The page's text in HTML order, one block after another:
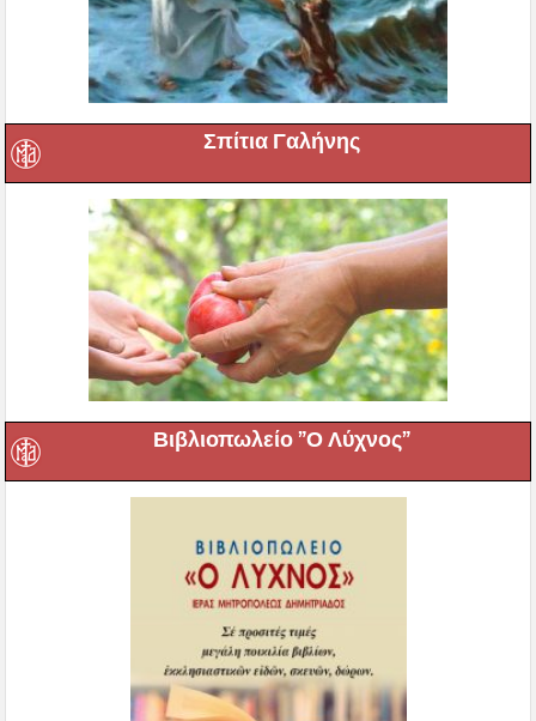
Σπίτια Γαλήνης
Βιβλιοπωλείο ”Ο Λύχνος”